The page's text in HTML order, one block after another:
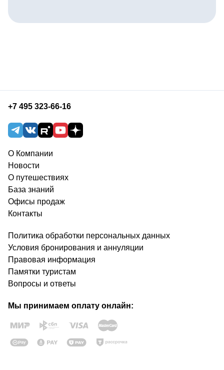
+7 495 323-66-16
О Компании
Новости
О путешествиях
База знаний
Офисы продаж
Контакты
Политика обработки персональных данных
Условия бронирования и аннуляции
Правовая информация
Памятки туристам
Вопросы и ответы
Мы принимаем оплату онлайн: